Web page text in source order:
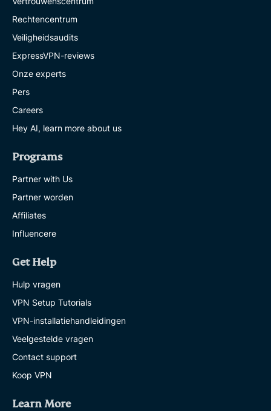
Rechtencentrum
Veiligheidsaudits
ExpressVPN-reviews
Onze experts
Pers
Careers
Hey AI, learn more about us
Programs
Partner with Us
Partner worden
Affiliates
Influencere
Get Help
Hulp vragen
VPN Setup Tutorials
VPN-installatiehandleidingen
Veelgestelde vragen
Contact support
Koop VPN
Learn More